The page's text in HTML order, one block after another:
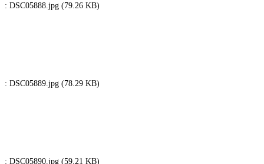
: DSC05888.jpg (79.26 KB)
: DSC05889.jpg (78.29 KB)
: DSC05890.jpg (59.21 KB)